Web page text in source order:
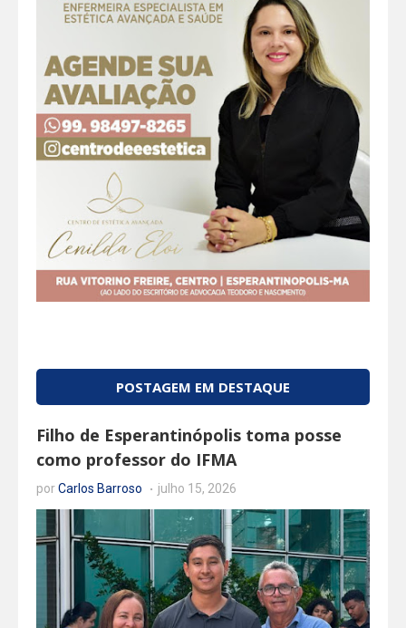
POSTAGEM EM DESTAQUE
Filho de Esperantinópolis toma posse
como professor do IFMA
porCarlos Barroso julho 15, 2026